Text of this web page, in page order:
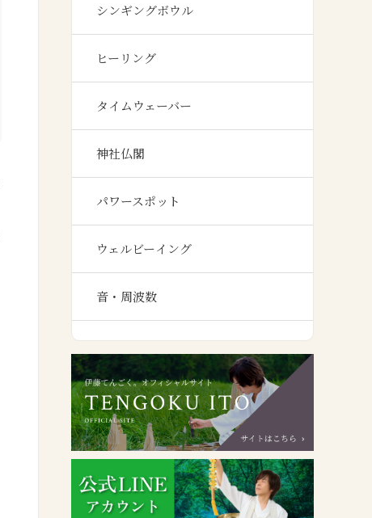
シンギングボウル
ヒーリング
タイムウェーバー
神社仏閣
パワースポット
ウェルビーイング
音・周波数